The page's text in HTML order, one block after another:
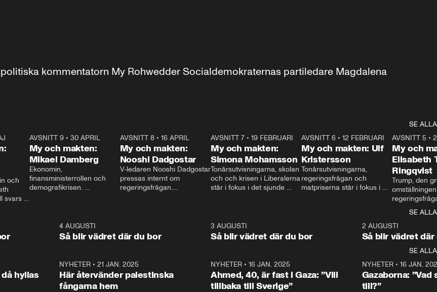
kommentatorn My Rohwedder Socialdemokraternas partiledare Magdalena
SE ALLA
och
svars
AVSNITT 9• 30 APRIL
My och makten:
Mikael Damberg
Ekonomin,
finansministerrollen och
demografikrisen.
och Makten.
AVSNITT 8• 16 APRIL
My och makten:
Nooshi Dadgostar
V-ledaren Nooshi Dadgostar
pressas internt om
regeringsfrågan.
– Vi ställer upp i val. Ska vi
vara med så sitter vi förstås
24:30
AVSNITT 7• 19 FEBRUARI
My och makten:
Simona Mohamsson
Tonårsutvisningarna, skolan
och och krisen i Liberalerna
står i fokus i det sjunde
kommentator My
Rohwedder ställer
utbildnings- och
Mohamsson till svars.
27:30
AVSNITT 6 •12 FEBRUARI
My och makten: Ulf
Kristersson
Tonårsutvisningarna,
regeringsfrågan och
matpriserna står i fokus i
Rohwedder ställer
statsminister Ulf Kristersson
AVSNITT 5 •
My och
Elisabeth
Ringqvist
Trump, den
centrum i
avsnittet av
Makten”. Se
Aftonbladets
Rohwedder
Thand Ring
SE ALLA
1:064 AUGUSTI
Så blir vädret där du bor
3 AUGUSTI
Så blir vädret där du bor
2 AUGUSTI
Så blir vädret där
SE ALLA
hyllas
NYHETER •21 JAN. 2025
Här återvänder palestinska
fångarna hem
NYHETER• 16 JAN. 2025
Ahmed, 40, är fast i Gaza: ”Vill
tillbaka till Sverige”
NYHETER• 16 JAN.
Gazaborna:
till?”